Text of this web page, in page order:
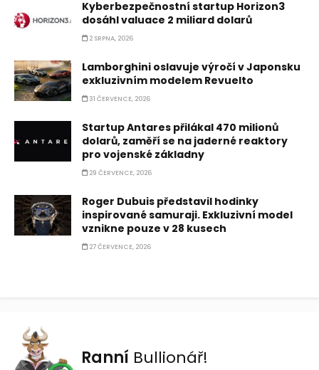
Kyberbezpečnostní startup Horizon3
dosáhl valuace 2 miliard dolarů
2 SRPNA, 2026
Lamborghini oslavuje výročí v Japonsku
exkluzivním modelem Revuelto
31 ČERVENCE, 2026
Startup Antares přilákal 470 milionů
dolarů, zaměří se na jaderné reaktory
pro vojenské základny
29 ČERVENCE, 2026
Roger Dubuis představil hodinky
inspirované samuraji. Exkluzivní model
vznikne pouze v 28 kusech
27 ČERVENCE, 2026
Ranní Bullionář!